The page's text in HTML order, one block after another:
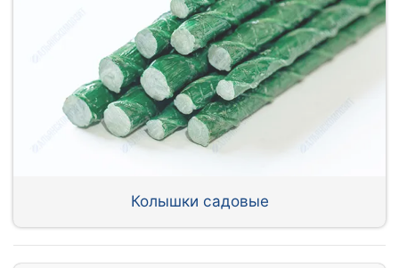
Колышки садовые